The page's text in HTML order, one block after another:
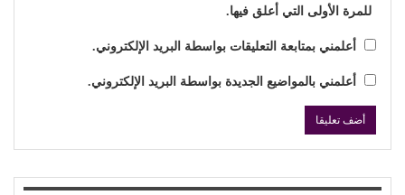
للمرة الأولى التي أعلق فيها.
أعلمني بمتابعة التعليقات بواسطة البريد الإلكتروني.
أعلمني بالمواضيع الجديدة بواسطة البريد الإلكتروني.